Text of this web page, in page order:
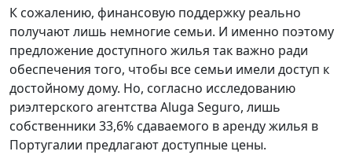
К сожалению, финансовую поддержку реально
получают лишь немногие семьи. И именно поэтому
предложение доступного жилья так важно ради
обеспечения того, чтобы все семьи имели доступ к
достойному дому. Но, согласно исследованию
риэлтерского агентства Aluga Seguro, лишь
собственники 33,6% сдаваемого в аренду жилья в
Португалии предлагают доступные цены.